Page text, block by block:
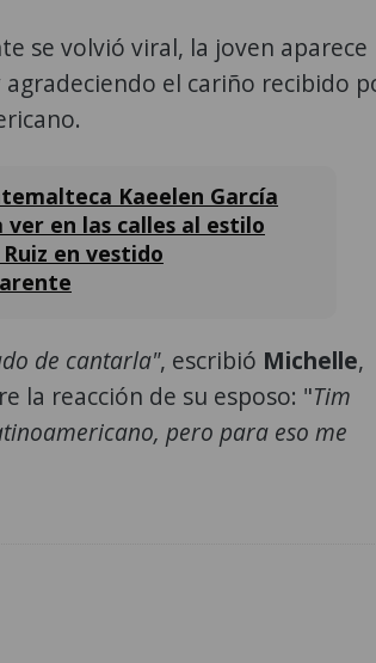
se volvió viral, la joven aparece
el cariño recibido
Kaeelen García
ver en las calles al estilo
en vestido
de cantarla", escribió Michelle,
la reacción de su esposo: "Tim
pero para eso me